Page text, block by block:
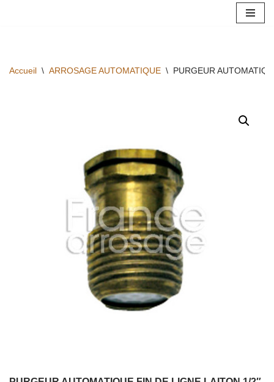
contenu
Accueil \ ARROSAGE AUTOMATIQUE \ PURGEUR